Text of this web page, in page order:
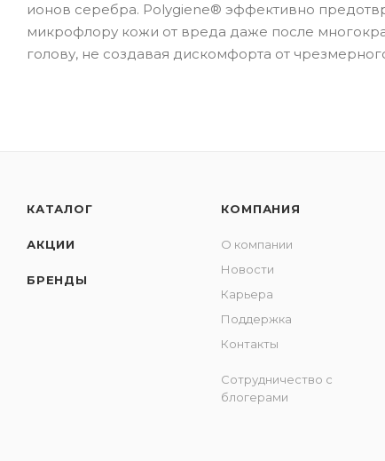
ионов серебра. Polygiene® эффективно
микрофлору кожи от вреда даже после
голову, не создавая дискомфорта от
КАТАЛОГ
АКЦИИ
БРЕНДЫ
КОМПАНИЯ
О компании
Новости
Карьера
Поддержка
Контакты
Сотрудничество с
блогерами